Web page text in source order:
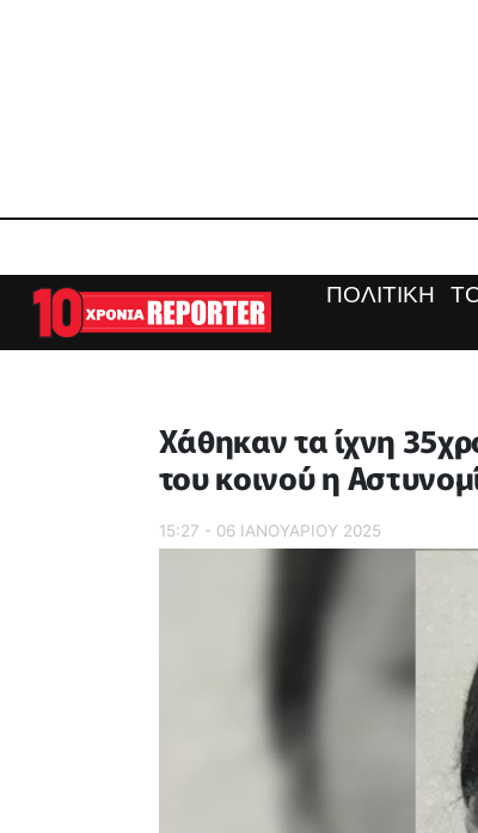
ΠΟΛΙΤΙΚΗ
Χάθηκαν τα ίχνη
του κοινού η
15:27 - 06 ΙΑΝΟΥΑΡΙΟΥ 2025